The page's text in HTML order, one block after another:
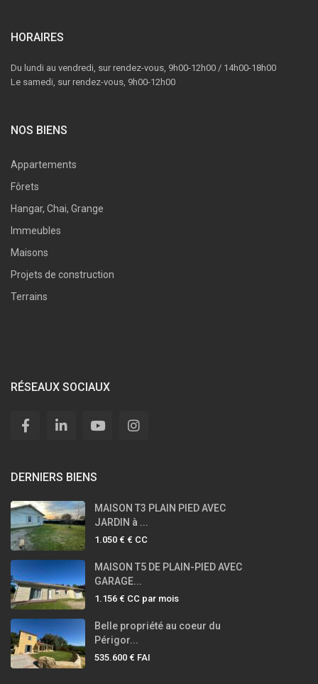
HORAIRES
Du lundi au vendredi, sur rendez-vous, 9h00-12h00 / 14h00-18h00
Le samedi, sur rendez-vous, 9h00-12h00
NOS BIENS
Appartements
Fôrets
Hangar, Chai, Grange
Immeubles
Maisons
Projets de construction
Terrains
RÉSEAUX SOCIAUX
DERNIERS BIENS
MAISON T3 PLAIN PIED AVEC
JARDIN à ...
1.050 € € CC
MAISON T5 DE PLAIN-PIED AVEC
GARAGE...
1.156 € CC par mois
Belle propriété au coeur du
Périgor...
535.600 € FAI